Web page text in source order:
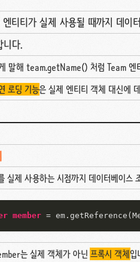
티티가 실제 사용될 때까지 데이
니다.
말해 team.getName() 처럼 Team 엔
로딩 기능은 실제 엔티티 객체 대신에
실제 사용하는 시점까지 데이터베이
member =
는 실제 객체가 아닌 프록시 객체입